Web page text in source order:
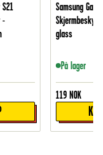
-
Samsung
glass
På lager
119 NOK